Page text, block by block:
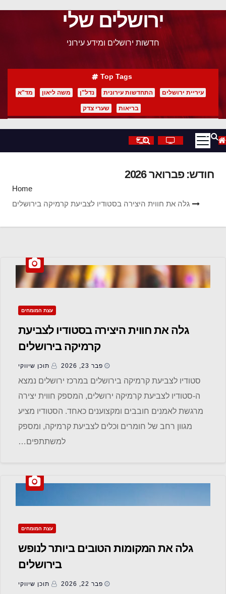
ירושלים שלי
חדשות ירושלים ומידע עירוני
Top Tags
עיריית ירושלים התחדשות עירונית נדל"ן משה ליאון מד"א
בריאות שערי צדק
חודש:פברואר 2026
Home
גלה את חווית היצירה בסטודיו לצביעת קרמיקה בירושלים
עצת המומחים
גלה את חווית היצירה בסטודיו לצביעת
קרמיקה בירושלים
פבר 23, 2026 תוכן שיווקי
סטודיו לצביעת קרמיקה בירושלים במרכז ירושלים נמצא
ה-סטודיו לצביעת קרמיקה ירושלים, המספק חווית יצירה
מרגשת לאמנים חובבים ומקצוענים כאחד. הסטודיו מציע
מגוון רחב של חומרים וכלים לצביעת קרמיקה, ומספק
למשתתפים…
עצת המומחים
גלה את המקומות הטובים ביותר לנופש
בירושלים
פבר 22, 2026 תוכן שיווקי